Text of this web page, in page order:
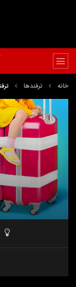
خانه ترفندها
نمایشگر
ویدیو
not found